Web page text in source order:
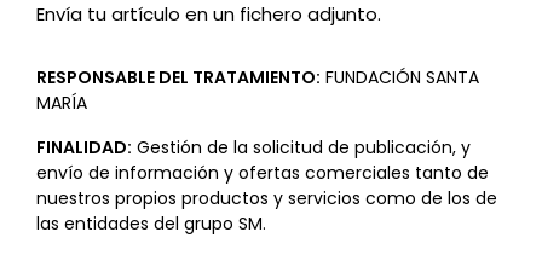
Envía tu artículo en un fichero adjunto.
RESPONSABLE DEL TRATAMIENTO: FUNDACIÓN SANTA
MARÍA
FINALIDAD: Gestión de la solicitud de publicación, y
envío de información y ofertas comerciales tanto de
nuestros propios productos y servicios como de los de
las entidades del grupo SM.